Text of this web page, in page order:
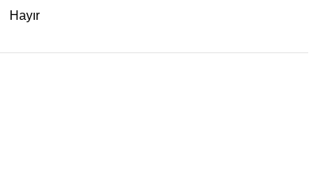
Hayır